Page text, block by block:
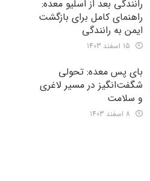
رانندگی بعد از اسلیو معده:
راهنمای کامل برای بازگشت
ایمن به رانندگی
بای پس معده: تحولی
شگفت‌انگیز در مسیر لاغری
و سلامت